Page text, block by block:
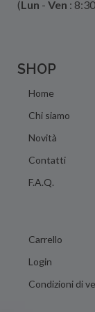
(Lun - Ven :
SHOP
Home
Chi siamo
Novità
Contatti
F.A.Q.
Carrello
Login
Condizioni di